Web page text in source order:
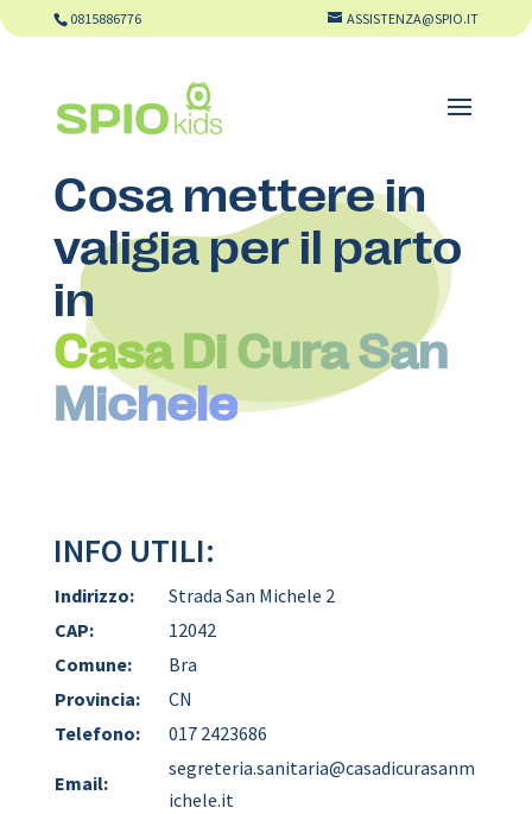
0815886776 ASSISTENZA@SPIO.IT
Cosa mettere in
valigia per il parto
in
Casa Di Cura San
Michele
INFO UTILI:
Indirizzo:
Strada San Michele 2
CAP:
12042
Comune:
Bra
Provincia:
CN
Telefono:
017 2423686
Email:
segreteria.sanitaria@casadicurasanm
ichele.it